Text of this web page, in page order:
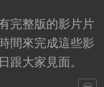
完整版的影片片
間來完成這些影
跟大家見面。